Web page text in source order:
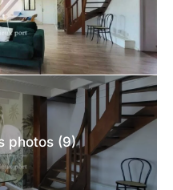
photos (9)